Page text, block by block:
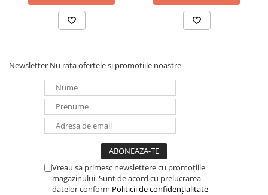
Statii energie portabile
Intrerupatoare si prize
Sigurante
Tablouri electrice
Lumina (Becuri si Lanterne)
Laptop & PC accesorii, baterii,
cabluri USB, prelungitoare USB
Cablu de date si Adaptoare
Newsletter Nu rata ofertele si promotiile noastre
Vreau sa primesc newslettere cu promoțiile
magazinului. Sunt de acord cu prelucrarea
datelor conform Politicii de confidențialitate